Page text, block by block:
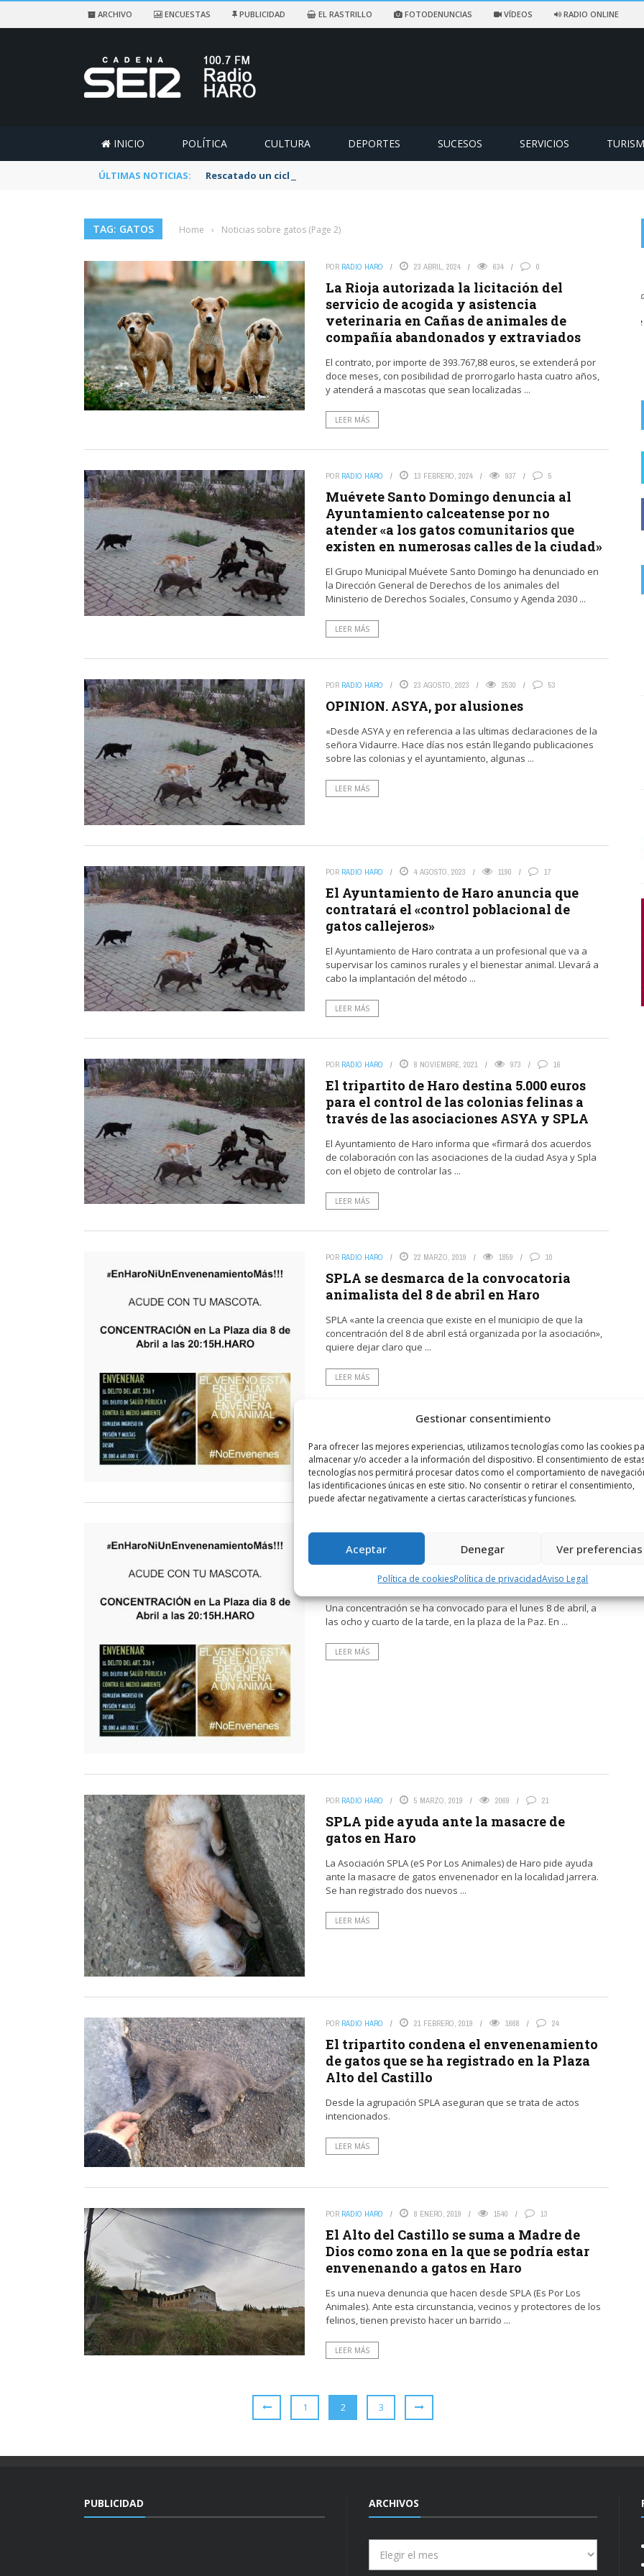
Gestionar consentimiento
Para ofrecer las mejores experiencias, utilizamos tecnologías como las cookies
almacenar y/o acceder a la información del dispositivo. El consentimiento de
tecnologías nos permitirá procesar datos como el comportamiento de
las identificaciones únicas en este sitio. No consentir o retirar el consentimiento,
puede afectar negativamente a ciertas características y funciones.
Aceptar Denegar Ver preferencias
Política de cookiesPolítica de privacidadAviso Legal
ARCHIVO ENCUESTAS PUBLICIDAD EL RASTRILLO FOTODENUNCIAS VÍDEOS RADIO ONLINE
INICIO POLÍTICA CULTURA DEPORTES SUCESOS SERVICIOS
ÚLTIMAS NOTICIAS: Rescatado un ciclista accidentado en un sendero de Ezcaray
TAG: GATOS Home › Noticias sobre gatos (Page 2)
POR RADIO HARO 23 ABRIL, 2024 634 0
La Rioja autorizada la licitación del
servicio de acogida y asistencia
veterinaria en Cañas de animales de
compañía abandonados y extraviados
El contrato, por importe de 393.767,88 euros, se extenderá por
doce meses, con posibilidad de prorrogarlo hasta cuatro años,
y atenderá a mascotas que sean localizadas ...
LEER MÁS
POR RADIO HARO 13 FEBRERO, 2024 937 5
Muévete Santo Domingo denuncia al
Ayuntamiento calceatense por no
atender «a los gatos comunitarios que
existen en numerosas calles de la ciudad»
El Grupo Municipal Muévete Santo Domingo ha denunciado en
la Dirección General de Derechos de los animales del
Ministerio de Derechos Sociales, Consumo y Agenda 2030 ...
LEER MÁS
POR RADIO HARO 23 AGOSTO, 2023 2530 53
OPINION. ASYA, por alusiones
«Desde ASYA y en referencia a las ultimas declaraciones de la
señora Vidaurre. Hace días nos están llegando publicaciones
sobre las colonias y el ayuntamiento, algunas ...
LEER MÁS
POR RADIO HARO 4 AGOSTO, 2023 1190 17
El Ayuntamiento de Haro anuncia que
contratará el «control poblacional de
gatos callejeros»
El Ayuntamiento de Haro contrata a un profesional que va a
supervisar los caminos rurales y el bienestar animal. Llevará a
cabo la implantación del método ...
LEER MÁS
POR RADIO HARO 8 NOVIEMBRE, 2021 973 16
El tripartito de Haro destina 5.000 euros
para el control de las colonias felinas a
través de las asociaciones ASYA y SPLA
El Ayuntamiento de Haro informa que «firmará dos acuerdos
de colaboración con las asociaciones de la ciudad Asya y Spla
con el objeto de controlar las ...
LEER MÁS
POR RADIO HARO 22 MARZO, 2019 1859 10
SPLA se desmarca de la convocatoria
animalista del 8 de abril en Haro
SPLA «ante la creencia que existe en el municipio de que la
concentración del 8 de abril está organizada por la asociación»,
quiere dejar claro que ...
LEER MÁS
Los amantes de los animales protestan
por los envenenamientos de gatos en
Una concentración se ha convocado para el lunes 8 de abril, a
las ocho y cuarto de la tarde, en la plaza de la Paz. En ...
LEER MÁS
POR RADIO HARO 5 MARZO, 2019 2069 21
SPLA pide ayuda ante la masacre de
gatos en Haro
La Asociación SPLA (eS Por Los Animales) de Haro pide ayuda
ante la masacre de gatos envenenador en la localidad jarrera.
Se han registrado dos nuevos ...
LEER MÁS
POR RADIO HARO 21 FEBRERO, 2019 1668 24
El tripartito condena el envenenamiento
de gatos que se ha registrado en la Plaza
Alto del Castillo
Desde la agrupación SPLA aseguran que se trata de actos
intencionados.
LEER MÁS
POR RADIO HARO 8 ENERO, 2019 1540 13
El Alto del Castillo se suma a Madre de
Dios como zona en la que se podría estar
envenenando a gatos en Haro
Es una nueva denuncia que hacen desde SPLA (Es Por Los
Animales). Ante esta circunstancia, vecinos y protectores de los
felinos, tienen previsto hacer un barrido ...
LEER MÁS
1 2 3
EX SOCIALISTA on
Como me engañaron estos del Psoe. Ya no cuela
El PP acusa a los socialistas de Haro de falta de
memoria y de rigor sobre ...
Como todo lo que toca este pájaro a medias mal y tarde
FOTODENUNCIAS | El parque de siempre
PUBLICIDAD ARCHIVOS